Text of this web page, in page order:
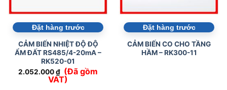
Đặt hàng trước
CẢM BIẾN NHIỆT ĐỘ ĐỘ
ẨM ĐẤT RS485/4-20mA –
RK520-01
2.052.000₫ (Đã gồm
VAT)
Đặt hàng trước
CẢM BIẾN CO CHO TẦNG
HẦM – RK300-11